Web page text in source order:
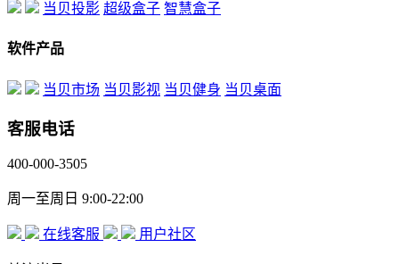
当贝投影 超级盒子 智慧盒子
软件产品
当贝市场 当贝影视 当贝健身 当贝桌面
客服电话
400-000-3505
周一至周日 9:00-22:00
在线客服 用户社区